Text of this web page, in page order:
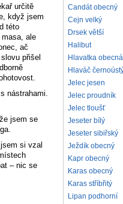
určitě
když jsem
této
ale
ač
přišel
nástrahami.
jsem se
si vzal
– nic se
Candát obecný
Cejn velký
Drsek větší
Halibut
Hlavatka obecná
Hlaváč
Jelec jesen
Jelec proudník
Jelec tloušť
Jeseter bílý
Jeseter sibiřský
Ježdík obecný
Kapr obecný
Karas obecný
Karas stříbřitý
Lipan podhorní